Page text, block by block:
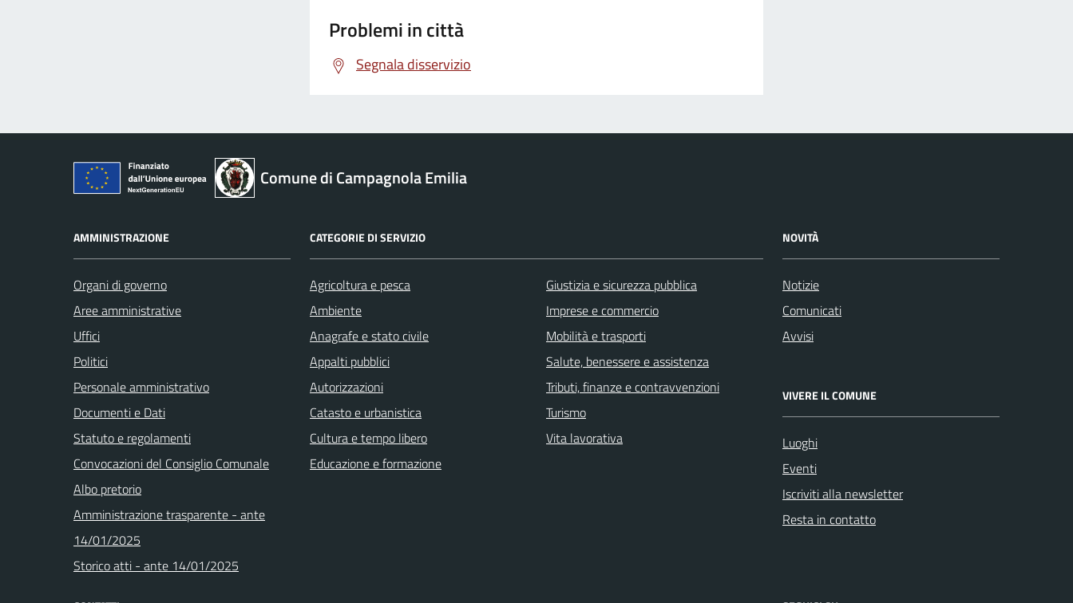
Problemi in città
Segnala disservizio
Comune di Campagnola Emilia
AMMINISTRAZIONE
Organi di governo
Aree amministrative
Uffici
Politici
Personale amministrativo
Documenti e Dati
Statuto e regolamenti
Convocazioni del Consiglio Comunale
Albo pretorio
Amministrazione trasparente - ante
14/01/2025
Storico atti - ante 14/01/2025
CATEGORIE DI SERVIZIO
Agricoltura e pesca
Ambiente
Anagrafe e stato civile
Appalti pubblici
Autorizzazioni
Catasto e urbanistica
Cultura e tempo libero
Educazione e formazione
Giustizia e sicurezza pubblica
Imprese e commercio
Mobilità e trasporti
Salute, benessere e assistenza
Tributi, finanze e contravvenzioni
Turismo
Vita lavorativa
NOVITÀ
Notizie
Comunicati
Avvisi
VIVERE IL COMUNE
Luoghi
Eventi
Iscriviti alla newsletter
Resta in contatto